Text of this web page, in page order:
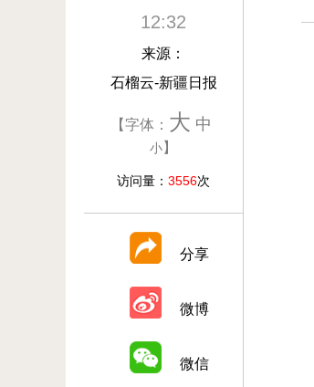
12:32
来源：
石榴云-新疆日报
【字体： 大 中
小】
访问量： 3556次
分享
微博
微信